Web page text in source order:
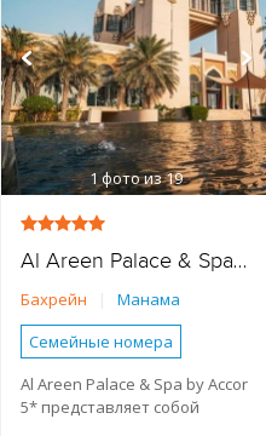
1фото из 19
Al Areen Palace & Spa by Accor
Бахрейн
Манама
Семейные номера
Виллы
2 спальни
3 спальни
Бассейн
Al Areen Palace & Spa by Accor
5* представляет собой